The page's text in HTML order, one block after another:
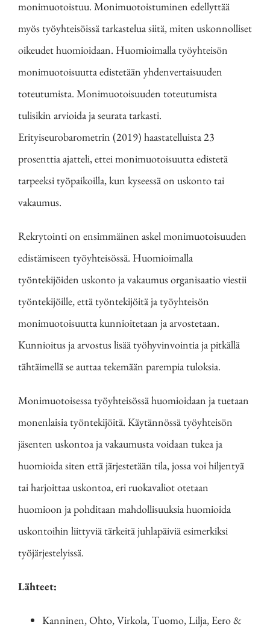
monimuotoistuu. Monimuotoistuminen edellyttää
myös työyhteisöissä tarkastelua siitä, miten uskonnolliset
oikeudet huomioidaan. Huomioimalla työyhteisön
monimuotoisuutta edistetään yhdenvertaisuuden
toteutumista. Monimuotoisuuden toteutumista
tulisikin arvioida ja seurata tarkasti.
Erityiseurobarometrin (2019) haastatelluista 23
prosenttia ajatteli, ettei monimuotoisuutta edistetä
tarpeeksi työpaikoilla, kun kyseessä on uskonto tai
vakaumus.
Rekrytointi on ensimmäinen askel monimuotoisuuden
edistämiseen työyhteisössä. Huomioimalla
työntekijöiden uskonto ja vakaumus organisaatio viestii
työntekijöille, että työntekijöitä ja työyhteisön
monimuotoisuutta kunnioitetaan ja arvostetaan.
Kunnioitus ja arvostus lisää työhyvinvointia ja pitkällä
tähtäimellä se auttaa tekemään parempia tuloksia.
Monimuotoisessa työyhteisössä huomioidaan ja tuetaan
monenlaisia työntekijöitä. Käytännössä työyhteisön
jäsenten uskontoa ja vakaumusta voidaan tukea ja
huomioida siten että järjestetään tila, jossa voi hiljentyä
tai harjoittaa uskontoa, eri ruokavaliot otetaan
huomioon ja pohditaan mahdollisuuksia huomioida
uskontoihin liittyviä tärkeitä juhlapäiviä esimerkiksi
työjärjestelyissä.
Lähteet:
Kanninen, Ohto, Virkola, Tuomo, Lilja, Eero &